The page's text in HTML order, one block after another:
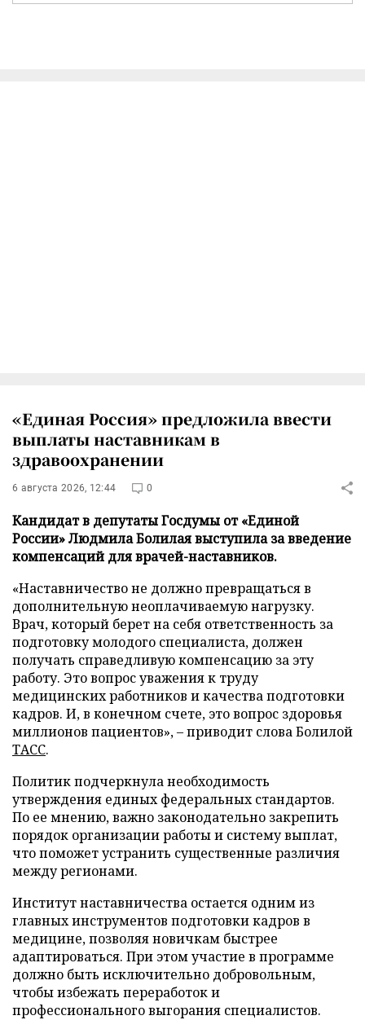
«Единая Россия» предложила ввести
выплаты наставникам в
здравоохранении
6 августа 2026, 12:44 0
Кандидат в депутаты Госдумы от «Единой
России» Людмила Болилая выступила за введение
компенсаций для врачей-наставников.
«Наставничество не должно превращаться в
дополнительную неоплачиваемую нагрузку.
Врач, который берет на себя ответственность за
подготовку молодого специалиста, должен
получать справедливую компенсацию за эту
работу. Это вопрос уважения к труду
медицинских работников и качества подготовки
кадров. И, в конечном счете, это вопрос здоровья
миллионов пациентов», – приводит слова Болилой
ТАСС.
Политик подчеркнула необходимость
утверждения единых федеральных стандартов.
По ее мнению, важно законодательно закрепить
порядок организации работы и систему выплат,
что поможет устранить существенные различия
между регионами.
Институт наставничества остается одним из
главных инструментов подготовки кадров в
медицине, позволяя новичкам быстрее
адаптироваться. При этом участие в программе
должно быть исключительно добровольным,
чтобы избежать переработок и
профессионального выгорания специалистов.